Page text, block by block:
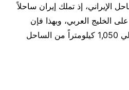
الإيراني، إذ تملك إيران ساحلاً
كيلومتراً على الخليج العربي، وبهذا فإن
الساحل العربي أطول بحوالي 1,050 كيلومتراً من الساحل